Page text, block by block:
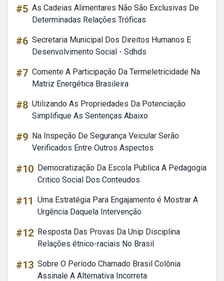
#5 As Cadeias Alimentares Não São Exclusivas De
Determinadas Relações Tróficas
#6 Secretaria Municipal Dos Direitos Humanos E
Desenvolvimento Social - Sdhds
#7 Comente A Participação Da Termeletricidade Na
Matriz Energética Brasileira
#8 Utilizando As Propriedades Da Potenciação
Simplifique As Sentenças Abaixo
#9 Na Inspeção De Segurança Veicular Serão
Verificados Entre Outros Aspectos
#10 Democratização Da Escola Publica A Pedagogia
Critico Social Dos Conteudos
#11 Uma Estratégia Para Engajamento é Mostrar A
Urgência Daquela Intervenção
#12 Resposta Das Provas Da Unip Disciplina
Relações étnico-raciais No Brasil
#13 Sobre O Período Chamado Brasil Colônia
Assinale A Alternativa Incorreta